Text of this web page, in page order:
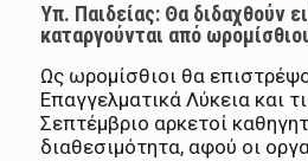
Υπ. Παιδείας: Θα διδαχθούν
καταργούνται από
Ως ωρομίσθιοι θα
Επαγγελματικά Λύκεια και
Σεπτέμβριο αρκετοί
διαθεσιμότητα, αφού οι